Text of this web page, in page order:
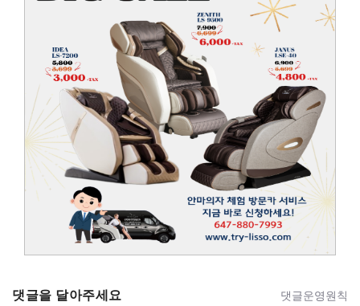
댓글을 달아주세요 댓글운영원칙